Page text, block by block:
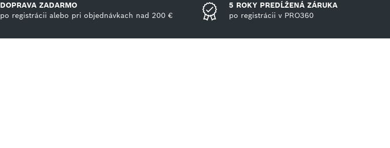
DOPRAVA ZADARMO
po registrácii alebo pri objednávkach nad 200 €
5 ROKY PREDĹŽENÁ ZÁRUKA
po registrácii v PRO360